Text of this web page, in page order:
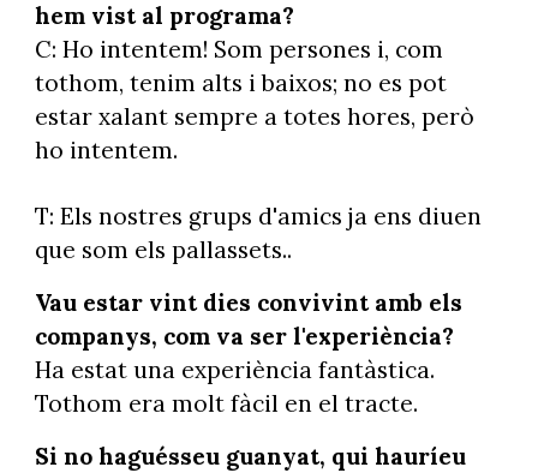
hem vist al programa?
C: Ho intentem! Som persones i, com
tothom, tenim alts i baixos; no es pot
estar xalant sempre a totes hores, però
ho intentem.
T: Els nostres grups d'amics ja ens diuen
que som els pallassets..
Vau estar vint dies convivint amb els
companys, com va ser l'experiència?
Ha estat una experiència fantàstica.
Tothom era molt fàcil en el tracte.
Si no haguésseu guanyat, qui hauríeu